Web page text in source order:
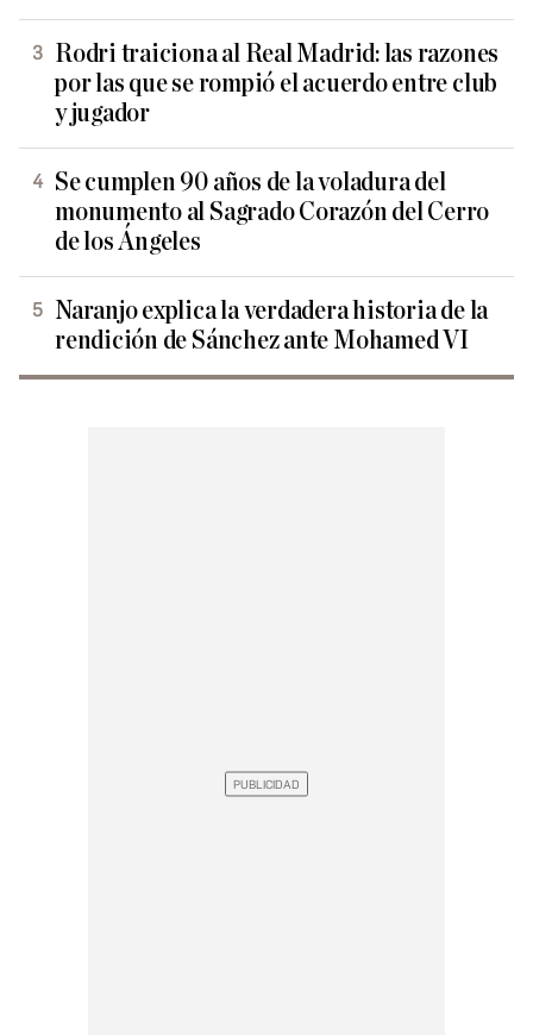
Rodri traiciona al Real Madrid: las razones
por las que se rompió el acuerdo entre club
y jugador
Se cumplen 90 años de la voladura del
monumento al Sagrado Corazón del Cerro
de los Ángeles
Naranjo explica la verdadera historia de la
rendición de Sánchez ante Mohamed VI